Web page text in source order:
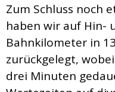
Zum Schluss noch
haben wir auf Hin-
Bahnkilometer in
zurückgelegt,
drei Minuten